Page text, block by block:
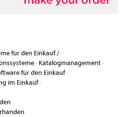
für den Einkauf /
· Katalogmanagement·
für den Einkauf·
im Einkauf·